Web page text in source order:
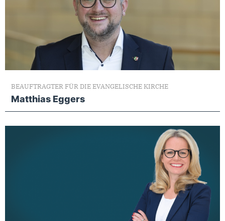
BEAUFTRAGTER FÜR DIE EVANGELISCHE KIRCHE
Matthias Eggers